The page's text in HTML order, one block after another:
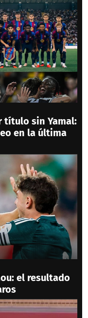
título sin Yamal:
en la última
el resultado